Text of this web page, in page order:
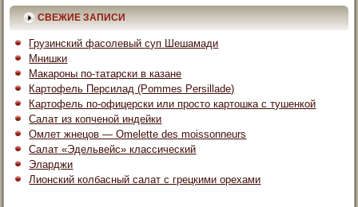
СВЕЖИЕ ЗАПИСИ
Грузинский фасолевый суп Шешамади
Мнишки
Макароны по-татарски в казане
Картофель Персилад (Pommes Persillade)
Картофель по-офицерски или просто картошка с тушенкой
Салат из копченой индейки
Омлет жнецов — Omelette des moissonneurs
Салат «Эдельвейс» классический
Эларджи
Лионский колбасный салат с грецкими орехами